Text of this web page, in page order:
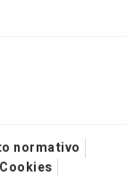
normativo